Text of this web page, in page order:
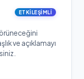
ETKILEŞIMLI
ve açıklamayı